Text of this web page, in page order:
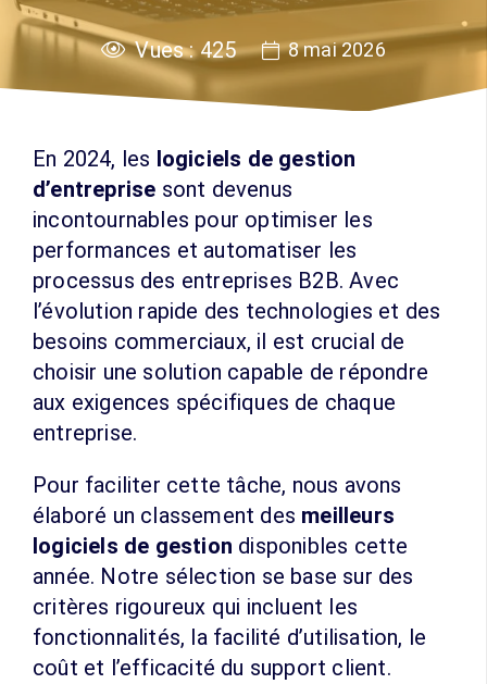
Vues :425 8 mai 2026
En 2024, les logiciels de gestion
d’entreprise sont devenus
incontournables pour optimiser les
performances et automatiser les
processus des entreprises B2B. Avec
l’évolution rapide des technologies et des
besoins commerciaux, il est crucial de
choisir une solution capable de répondre
aux exigences spécifiques de chaque
entreprise.
Pour faciliter cette tâche, nous avons
élaboré un classement des meilleurs
logiciels de gestion disponibles cette
année. Notre sélection se base sur des
critères rigoureux qui incluent les
fonctionnalités, la facilité d’utilisation, le
coût et l’efficacité du support client.